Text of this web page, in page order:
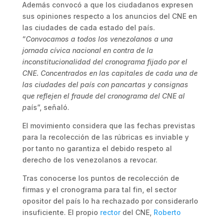
Además convocó a que los ciudadanos expresen
sus opiniones respecto a los anuncios del CNE en
las ciudades de cada estado del país.
“Convocamos a todos los venezolanos a una
jornada cívica nacional en contra de la
inconstitucionalidad del cronograma fijado por el
CNE. Concentrados en las capitales de cada una de
las ciudades del país con pancartas y consignas
que reflejen el fraude del cronograma del CNE al
país”, señaló.
El movimiento considera que las fechas previstas
para la recolección de las rúbricas es inviable y
por tanto no garantiza el debido respeto al
derecho de los venezolanos a revocar.
Tras conocerse los puntos de recolección de
firmas y el cronograma para tal fin, el sector
opositor del país lo ha rechazado por considerarlo
insuficiente. El propio rectordel CNE, Roberto